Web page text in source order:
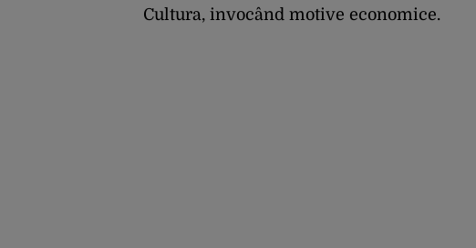
Cultura, invocând motive economice.